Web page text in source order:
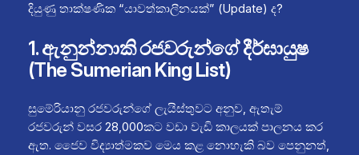
දියුණු තාක්ෂණික “යාවත්කාලීනයක්” (Update) ද?
1. ඇනුන්නාකි රජවරුන්ගේ දීර්ඝායුෂ
(The Sumerian King List)
සුමේරියානු රජවරුන්ගේ ලැයිස්තුවට අනුව, ඇතැම්
රජවරුන් වසර 28,000කට වඩා වැඩි කාලයක් පාලනය කර
ඇත. ජෛව විද්‍යාත්මකව මෙය කළ නොහැකි බව පෙනුනත්,